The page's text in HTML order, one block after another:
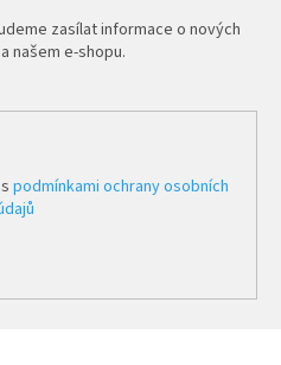
zasílat informace o nových
našem e-shopu.
podmínkami ochrany osobních